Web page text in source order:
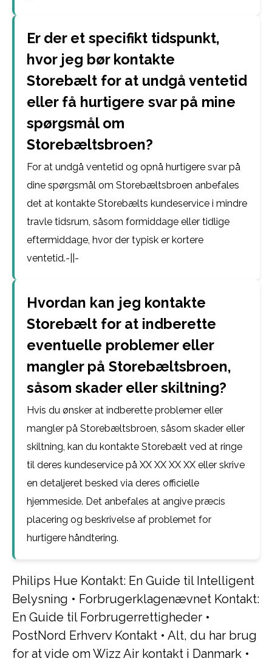
Er der et specifikt tidspunkt,
hvor jeg bør kontakte
Storebælt for at undgå ventetid
eller få hurtigere svar på mine
spørgsmål om
Storebæltsbroen?
For at undgå ventetid og opnå hurtigere svar på
dine spørgsmål om Storebæltsbroen anbefales
det at kontakte Storebælts kundeservice i mindre
travle tidsrum, såsom formiddage eller tidlige
eftermiddage, hvor der typisk er kortere
ventetid.-||-
Hvordan kan jeg kontakte
Storebælt for at indberette
eventuelle problemer eller
mangler på Storebæltsbroen,
såsom skader eller skiltning?
Hvis du ønsker at indberette problemer eller
mangler på Storebæltsbroen, såsom skader eller
skiltning, kan du kontakte Storebælt ved at ringe
til deres kundeservice på XX XX XX XX eller skrive
en detaljeret besked via deres officielle
hjemmeside. Det anbefales at angive præcis
placering og beskrivelse af problemet for
hurtigere håndtering.
Philips Hue Kontakt: En Guide til Intelligent
Belysning • Forbrugerklagenævnet Kontakt:
En Guide til Forbrugerrettigheder •
PostNord Erhverv Kontakt • Alt, du har brug
for at vide om Wizz Air kontakt i Danmark •